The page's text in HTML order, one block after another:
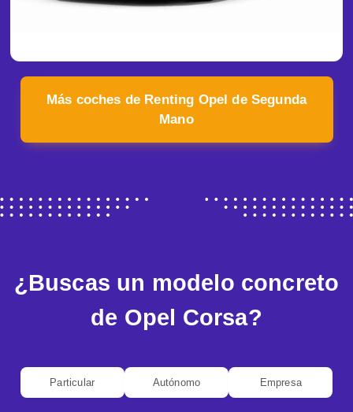
Más coches de Renting Opel de Segunda
Mano
¿Buscas un modelo concreto
de Opel Corsa?
Particular Autónomo Empresa